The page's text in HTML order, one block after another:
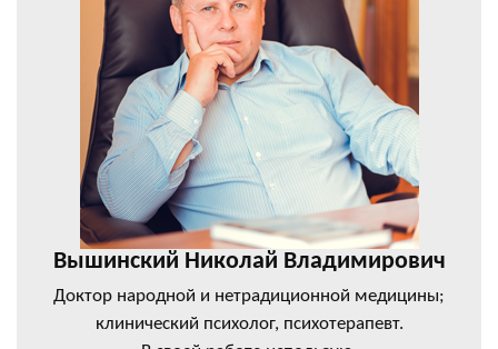
Вышинский Николай Владимирович
Доктор народной и нетрадиционной медицины;
клинический психолог, психотерапевт.